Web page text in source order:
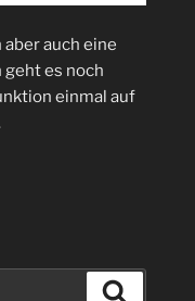
auch eine
geht es noch
einmal auf